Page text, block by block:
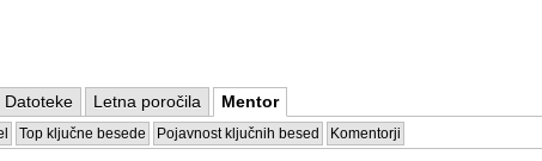
Datoteke Letna poročila Mentor
Top ključne besede Pojavnost ključnih besed Komentorji